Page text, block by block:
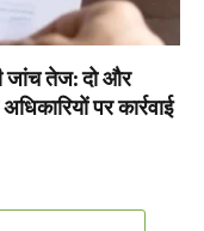
जांच तेज: दो और
पर कार्रवाई